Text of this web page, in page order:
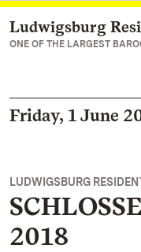
Navigate to main
Ludwigsburg
ONE OF THE LARGEST
Friday, 1 June
LUDWIGSBURG
2018